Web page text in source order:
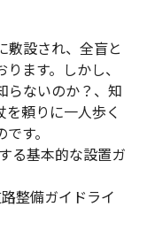
敷設され、全盲と
ます。しかし、
らないのか？、知
頼りに一人歩く
す。
る基本的な設置ガ
整備ガイドライ